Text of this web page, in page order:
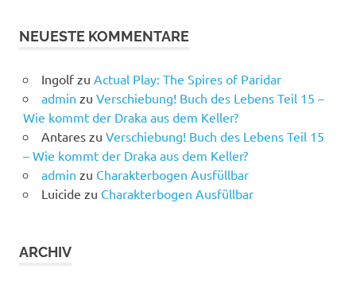
NEUESTE KOMMENTARE
Ingolfzu Actual Play: The Spires of Paridar
admin zu Verschiebung! Buch des Lebens Teil 15 –
Wie kommt der Draka aus dem Keller?
Antareszu Verschiebung! Buch des Lebens Teil 15
– Wie kommt der Draka aus dem Keller?
admin zu Charakterbogen Ausfüllbar
Luicide zu Charakterbogen Ausfüllbar
ARCHIV